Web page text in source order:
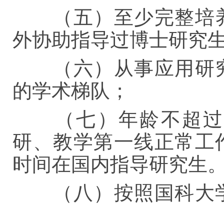
（五）至少完整
外协助指导过博士研究
（六）从事应用
的学术梯队；
（七）年龄不超
研、教学第一线正常工
时间在国内指导研究生
（八）按照国科